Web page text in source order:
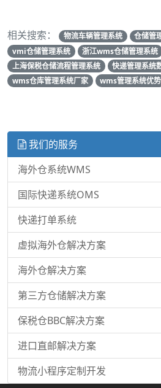
相关搜索： 物流车辆管理系统
仓储管
vmi仓储管理系统
浙江wms仓储管理系统
上海保税仓储流程管理系统
快递管理系统
wms仓库管理系统厂家
wms管理系统优势
我们的服务
海外仓系统WMS
国际快递系统OMS
快递打单系统
虚拟海外仓解决方案
海外仓解决方案
第三方仓储解决方案
保税仓BBC解决方案
进口直邮解决方案
物流小程序定制开发